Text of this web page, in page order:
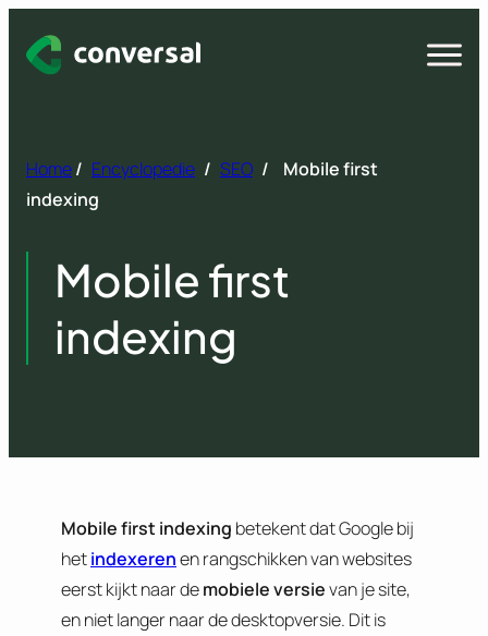
naar
Open
Home/ Encyclopedie / SEO /
Mobile first
indexing
Mobile first
indexing
Mobile first indexing betekent dat Google bij
hetindexerenen rangschikken van websites
eerst kijkt naar demobieleversievan je site,
en niet langer naar de desktopversie. Dit is